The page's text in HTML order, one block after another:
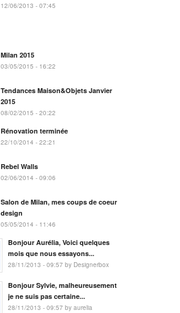
12/06/2013 - 07:45
Milan 2015
03/05/2015 - 16:22
Tendances Maison&Objets Janvier
2015
08/02/2015 - 20:22
Rénovation terminée
22/10/2014 - 22:21
Rebel Walls
02/06/2014 - 09:06
Salon de Milan, mes coups de coeur
design
05/05/2014 - 11:46
Bonjour Aurélia, Voici quelques
mois que nous essayons...
28/11/2013 - 09:57 by Designerbox
Bonjour Sylvie, malheureusement
je ne suis pas certaine...
28/11/2013 - 09:57 by aurelia